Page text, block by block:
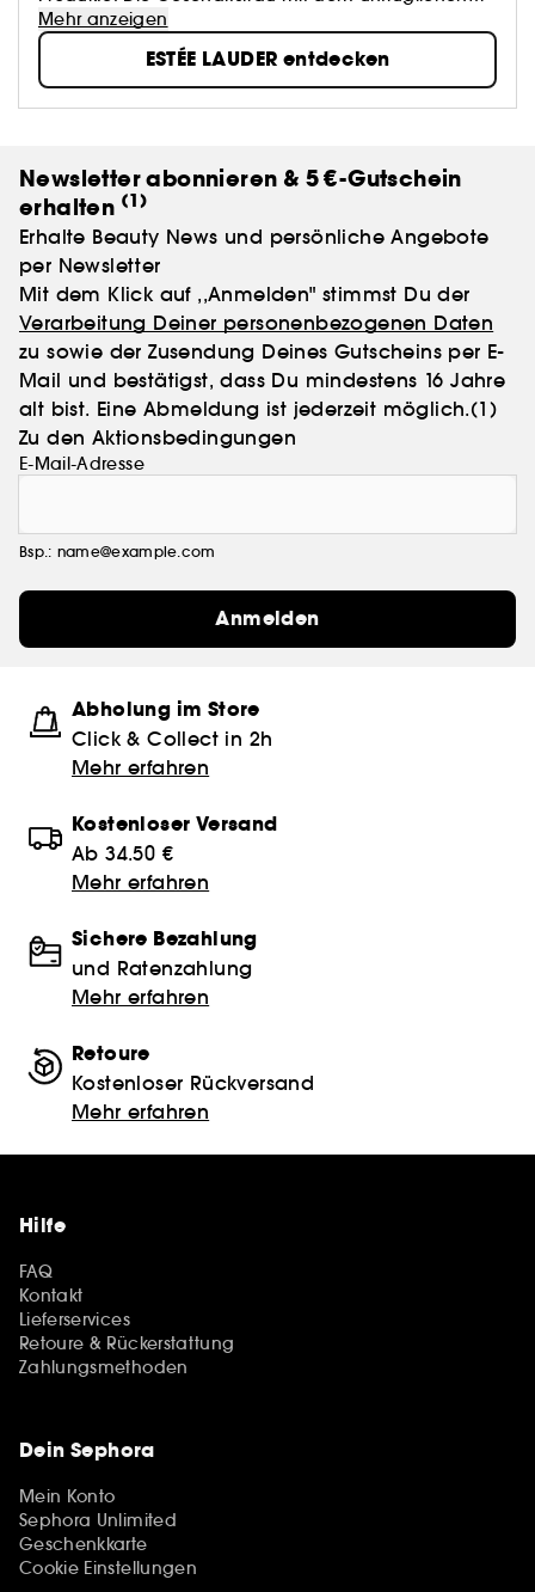
Gespür für Glamour gründete 1946 ihre eigene Firma
mit nur einem Töpfchen Hautcreme - und der Vision,
die verführerischste Seite einer jeden Frau zum
Vorschein zu bringen. Aus ihrem Traum wurde
Wirklichkeit und aus einem Töpfchen Creme ist ein
das Beste verbinden, was Wissenschaft und Natur zu
bieten haben.
Mehr anzeigen
ESTÉE LAUDER entdecken
Newsletter abonnieren & 5 €-Gutschein
erhalten (1)
Erhalte Beauty News und persönliche Angebote
per Newsletter
Mit dem Klick auf ,,Anmelden" stimmst Du der
Verarbeitung Deiner personenbezogenen Daten
zu sowie der Zusendung Deines Gutscheins per E-
Mail und bestätigst, dass Du mindestens 16 Jahre
alt bist. Eine Abmeldung ist jederzeit möglich.(1)
Zu den Aktionsbedingungen
E-Mail-Adresse
Bsp.: name@example.com
Anmelden
Abholung im Store
Click & Collect in 2h
Mehr erfahren
Kostenloser Versand
Ab 34.50 €
Mehr erfahren
Sichere Bezahlung
und Ratenzahlung
Mehr erfahren
Retoure
Kostenloser Rückversand
Mehr erfahren
Hilfe
FAQ
Kontakt
Lieferservices
Retoure & Rückerstattung
Zahlungsmethoden
Dein Sephora
Mein Konto
Sephora Unlimited
Geschenkkarte
Cookie Einstellungen